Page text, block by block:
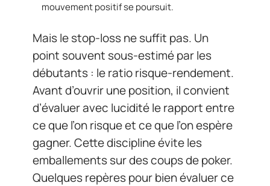
mouvement positif se poursuit.
Mais le stop-loss ne suffit pas. Un
point souvent sous-estimé par les
débutants : le ratio risque-rendement.
Avant d’ouvrir une position, il convient
d’évaluer avec lucidité le rapport entre
ce que l’on risque et ce que l’on espère
gagner. Cette discipline évite les
emballements sur des coups de poker.
Quelques repères pour bien évaluer ce